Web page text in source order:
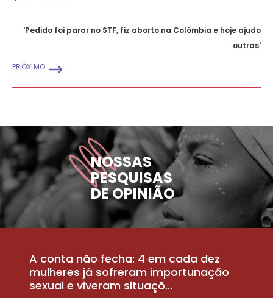
'Pedido foi parar no STF, fiz aborto na Colômbia e hoje ajudo
outras'
PRÓXIMO
NOSSAS
PESQUISAS
DE OPINIÃO
A conta não fecha: 4 em cada dez
mulheres já sofreram importunação
sexual e viveram situaçõ...